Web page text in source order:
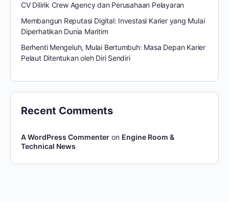
CV Dilirik Crew Agency dan Perusahaan Pelayaran
Membangun Reputasi Digital: Investasi Karier yang Mulai
Diperhatikan Dunia Maritim
Berhenti Mengeluh, Mulai Bertumbuh: Masa Depan Karier
Pelaut Ditentukan oleh Diri Sendiri
Recent Comments
A WordPress Commenter on Engine Room &
Technical News